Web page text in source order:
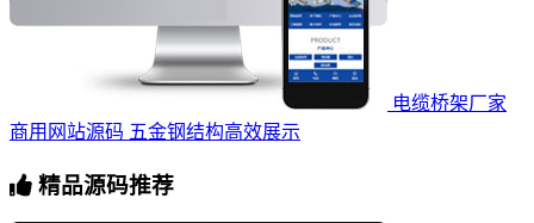
电缆桥架厂家
商用网站源码 五金钢结构高效展示
精品源码推荐